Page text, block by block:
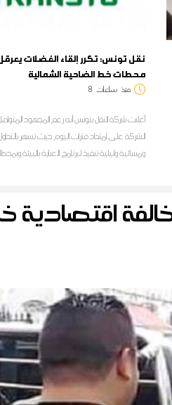
نقل تونس: تكرر إلقاء الفضلات
محطات خط الضاحية الشمالية
منذ ساعات 8
أعلنت شركة النقل بتونس أنه رغم المجهود
الشركة على امتداد فترات اليوم حيث تسهر
ومسائية وليلية تنفيذ لبرنامج العناية بالبيئة
الخط ت.ح.م مازالت عرضة للاعتداءات من قبل
المحلات التجارية المجاورين لهذه الفضاءات